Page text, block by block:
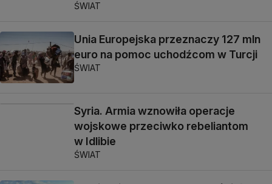
ŚWIAT
Unia Europejska przeznaczy 127 mln
euro na pomoc uchodźcom w Turcji
ŚWIAT
Syria. Armia wznowiła operacje
wojskowe przeciwko rebeliantom
w Idlibie
ŚWIAT